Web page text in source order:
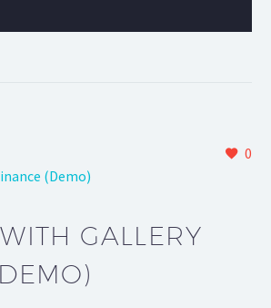
0
(Demo)
WITH GALLERY